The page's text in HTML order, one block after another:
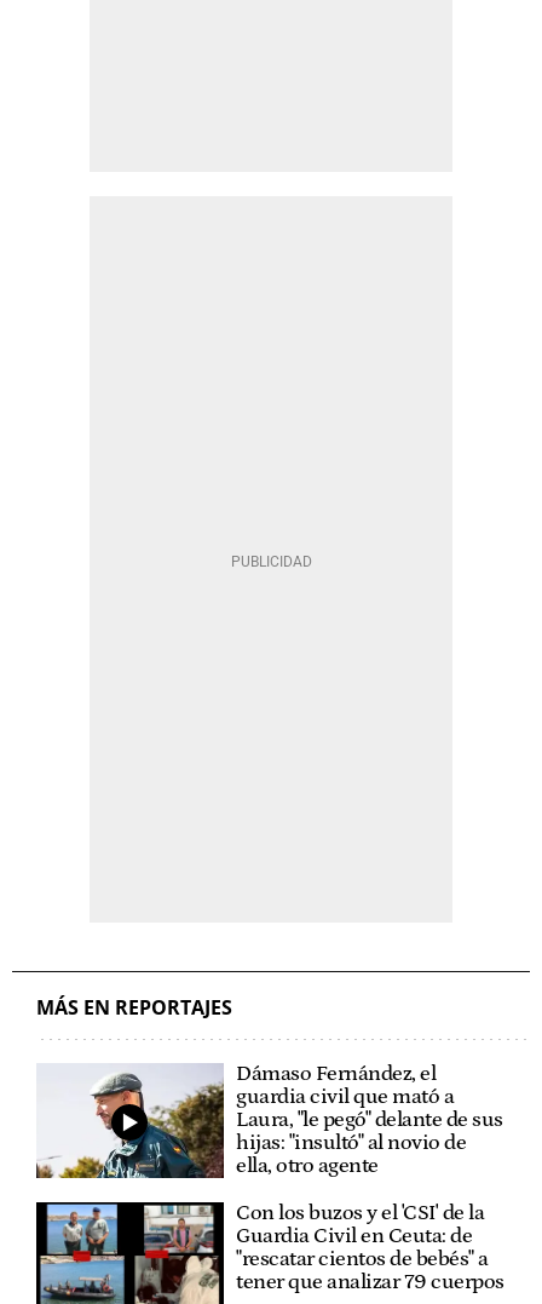
MÁS EN REPORTAJES
Dámaso Fernández, el
guardia civil que mató a
Laura, "le pegó" delante de sus
hijas: "insultó" al novio de
ella, otro agente
Con los buzos y el 'CSI' de la
Guardia Civil en Ceuta: de
"rescatar cientos de bebés" a
tener que analizar 79 cuerpos